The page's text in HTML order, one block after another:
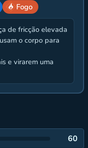
Fogo
de fricção elevada
o corpo para
e virarem uma
60